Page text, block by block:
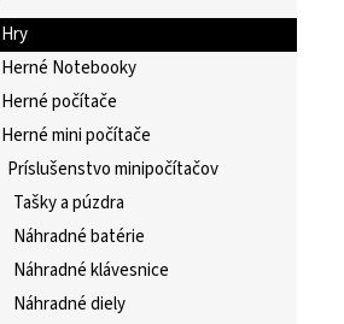
Hry
Herné Notebooky
Herné počítače
Herné mini počítače
Príslušenstvo minipočítačov
Tašky a púzdra
Náhradné batérie
Náhradné klávesnice
Náhradné diely